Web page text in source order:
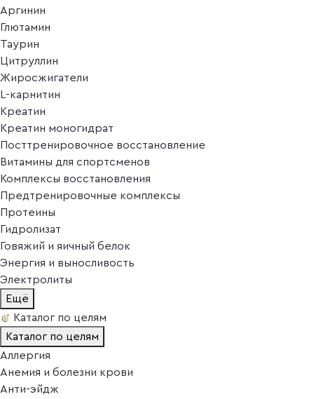
Аргинин
Глютамин
Таурин
Цитруллин
Жиросжигатели
L-карнитин
Креатин
Креатин моногидрат
Посттренировочное восстановление
Витамины для спортсменов
Комплексы восстановления
Предтренировочные комплексы
Протеины
Гидролизат
Говяжий и яичный белок
Энергия и выносливость
Электролиты
Ещё
Каталог по целям
Каталог по целям
Аллергия
Анемия и болезни крови
Анти-эйдж